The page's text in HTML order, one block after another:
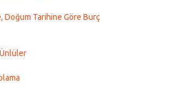
Doğum Tarihine Göre Burç